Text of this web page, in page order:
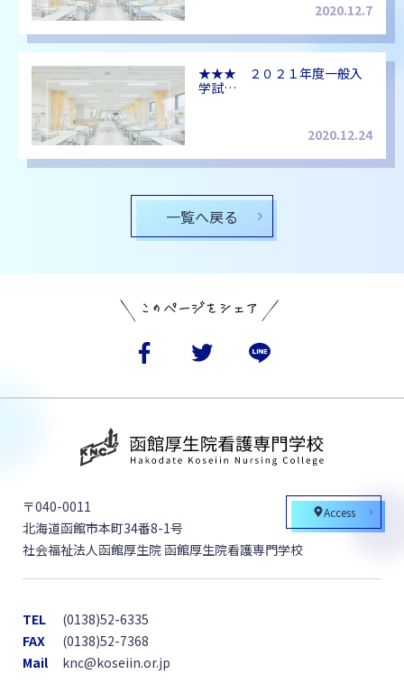
2020.12.7
一覧へ戻る
★★★ ２０２１年度一般入
学試…
2020.12.24
Access
〒040-0011
北海道函館市本町34番8-1号
社会福祉法人函館厚生院 函館厚生院看護専門学校
TEL
(0138)52-6335
FAX
(0138)52-7368
Mail
knc@koseiin.or.jp